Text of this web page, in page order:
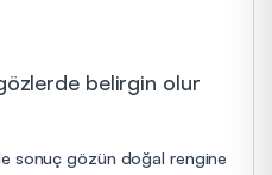
belirgin olur
sonuç gözün doğal rengine